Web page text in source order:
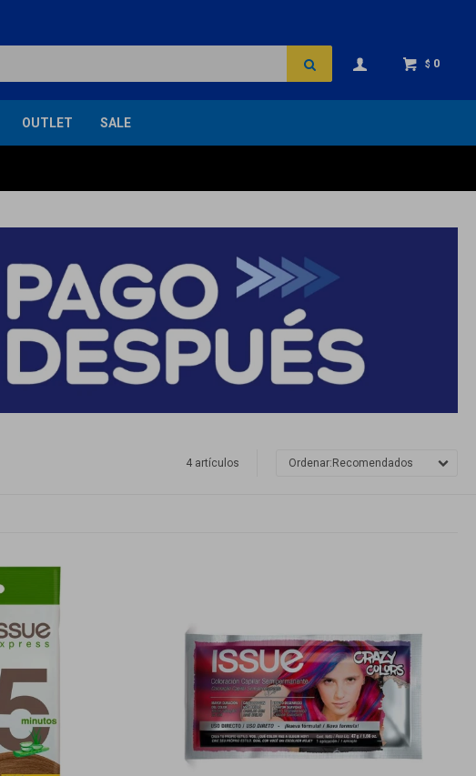
OUTLET SALE
$ 0
4 artículos Recomendados